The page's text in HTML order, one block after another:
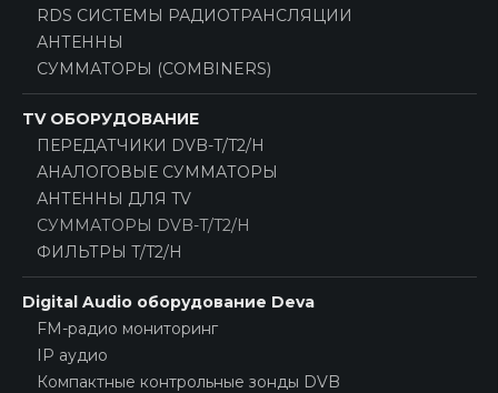
RDS СИСТЕМЫ РАДИОТРАНСЛЯЦИИ
АНТЕННЫ
СУММАТОРЫ (COMBINERS)
TV ОБОРУДОВАНИЕ
ПЕРЕДАТЧИКИ DVB-T/T2/H
АНАЛОГОВЫЕ СУММАТОРЫ
АНТЕННЫ ДЛЯ TV
СУММАТОРЫ DVB-T/T2/H
ФИЛЬТРЫ T/T2/H
Digital Audio оборудование Deva
FM-радио мониторинг
IP аудио
Компактные контрольные зонды DVB